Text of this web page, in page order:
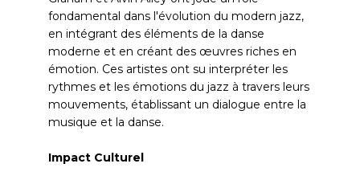
fondamental dans l'évolution du modern jazz,
en intégrant des éléments de la danse
moderne et en créant des œuvres riches en
émotion. Ces artistes ont su interpréter les
rythmes et les émotions du jazz à travers leurs
mouvements, établissant un dialogue entre la
musique et la danse.
Impact Culturel